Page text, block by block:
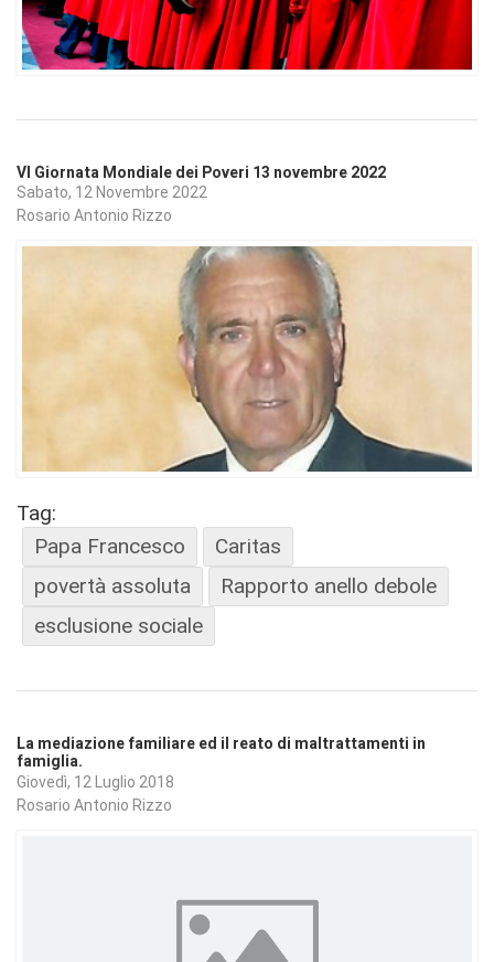
VI Giornata Mondiale dei Poveri 13 novembre 2022
Sabato, 12 Novembre 2022
Rosario Antonio Rizzo
Tag:
Papa Francesco
Caritas
povertà assoluta
Rapporto anello debole
esclusione sociale
La mediazione familiare ed il reato di maltrattamenti in
famiglia.
Giovedì, 12 Luglio 2018
Rosario Antonio Rizzo